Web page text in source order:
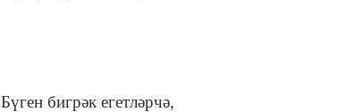
Бүген бигрәк егетләрчә,